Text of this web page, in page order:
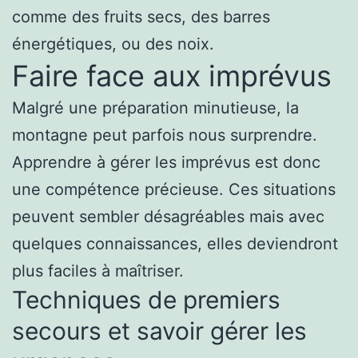
comme des fruits secs, des barres
énergétiques, ou des noix.
Faire face aux imprévus
Malgré une préparation minutieuse, la
montagne peut parfois nous surprendre.
Apprendre à gérer les imprévus est donc
une compétence précieuse. Ces situations
peuvent sembler désagréables mais avec
quelques connaissances, elles deviendront
plus faciles à maîtriser.
Techniques de premiers
secours et savoir gérer les